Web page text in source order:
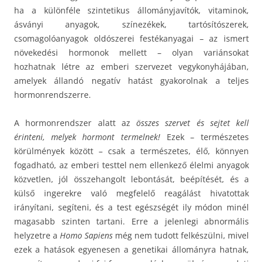
ha a különféle szintetikus állományjavítók, vitaminok,
ásványi anyagok, színezékek, tartósítószerek,
csomagolóanyagok oldószerei festékanyagai – az ismert
növekedési hormonok mellett – olyan variánsokat
hozhatnak létre az emberi szervezet vegykonyhájában,
amelyek állandó negatív hatást gyakorolnak a teljes
hormonrendszerre.
A hormonrendszer alatt az összes szervet és sejtet kell
érinteni, melyek hormont termelnek! Ezek – természetes
körülmények között – csak a természetes, élő, könnyen
fogadható, az emberi testtel nem ellenkező élelmi anyagok
közvetlen, jól összehangolt lebontását, beépítését, és a
külső ingerekre való megfelelő reagálást hivatottak
irányítani, segíteni, és a test egészségét ily módon minél
magasabb szinten tartani. Erre a jelenlegi abnormális
helyzetre a Homo Sapiens még nem tudott felkészülni, mivel
ezek a hatások egyenesen a genetikai állományra hatnak,